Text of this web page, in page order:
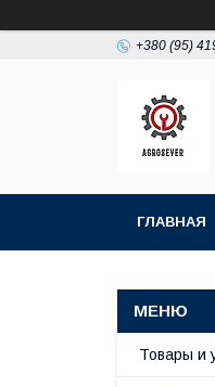
+380 (95)
ГЛАВНАЯ
Товары и